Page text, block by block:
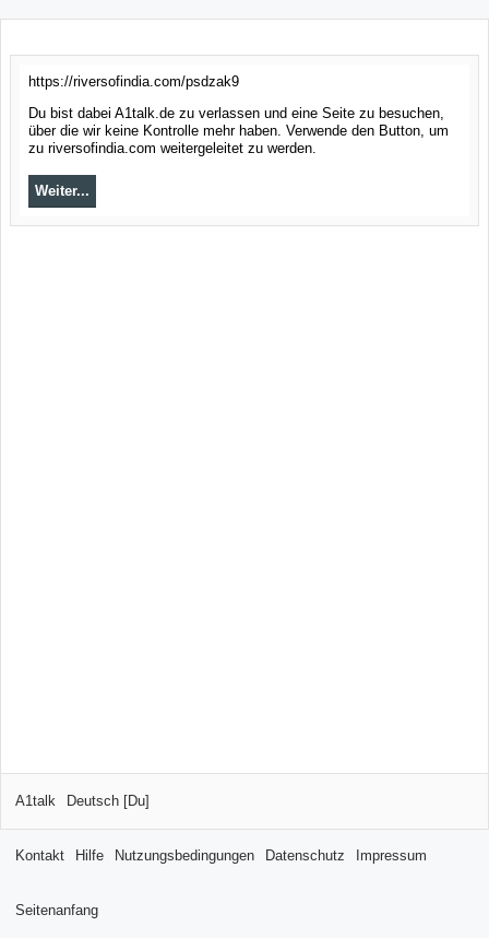
https://riversofindia.com/psdzak9
Du bist dabei A1talk.de zu verlassen und eine Seite zu besuchen,
über die wir keine Kontrolle mehr haben. Verwende den Button, um
zu riversofindia.com weitergeleitet zu werden.
Weiter...
A1talk Deutsch [Du]
Kontakt Hilfe Nutzungsbedingungen Datenschutz Impressum
Seitenanfang